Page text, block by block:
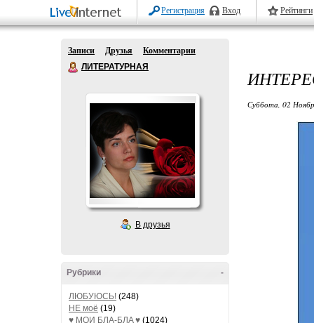
Регистрация Вход Рейтинги
Записи Друзья
Комментарии
ЛИТЕРАТУРНАЯ
В друзья
-
Рубрики
ЛЮБУЮСЬ! (248)
НЕ моё (19)
♥ МОИ БЛA-БЛA ♥ (1024)
Суббота, 02